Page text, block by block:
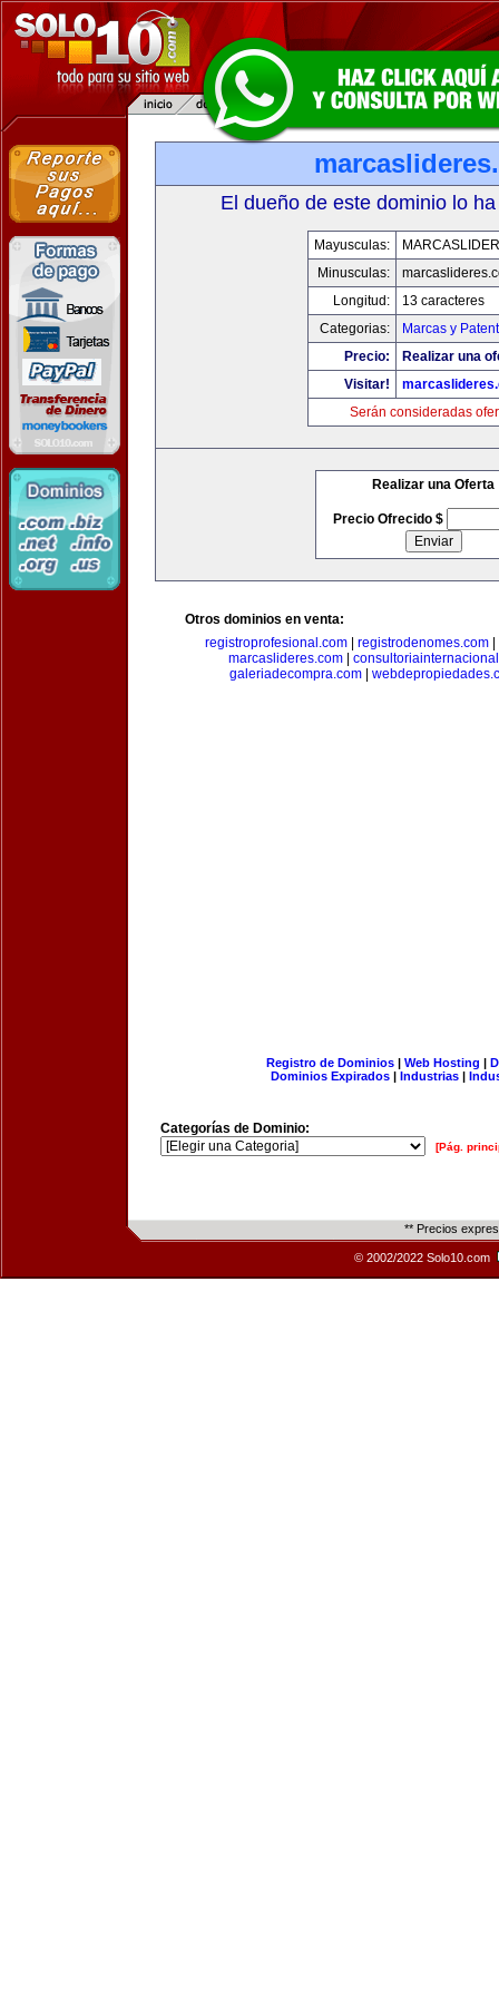
El dueño de este dominio lo
Mayusculas:
Minusculas:
Longitud:
13 caracteres
Categorias:
Marcas y
Precio:
Realizar una
Visitar!
Serán consideradas
Realizar una Oferta
Precio Ofrecido $
Otros dominios en venta:
registroprofesional.com| registrodenomes.com|
marcaslideres.com
galeriadecompra.com|
Registro de Dominios| Web Hosting |
Dominios Expirados | Industrias |
Categorías de Dominio:
[Pág.
** Precios
© 2002/2022 Solo10.com